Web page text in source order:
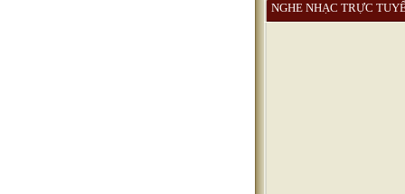
NGHE NHẠC TRỰC